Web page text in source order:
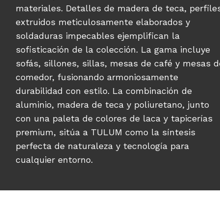
materiales. Detalles de madera de teca,
extruidos meticulosamente elaborados y
soldaduras impecables ejemplifican la
sofisticación de la colección. La gama incluye
sofás, sillones, sillas, mesas de café y mesas
comedor, fusionando armoniosamente
durabilidad con estilo. La combinación de
aluminio, madera de teca y poliuretano, junto
con una paleta de colores de laca y tapicerías
premium, sitúa a TULUM como la síntesis
perfecta de naturaleza y tecnología para
cualquier entorno.